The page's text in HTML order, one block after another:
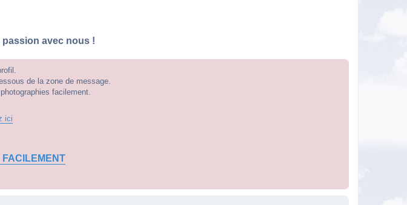
avec nous !
de la zone de message.
facilement.
ici
FACILEMENT